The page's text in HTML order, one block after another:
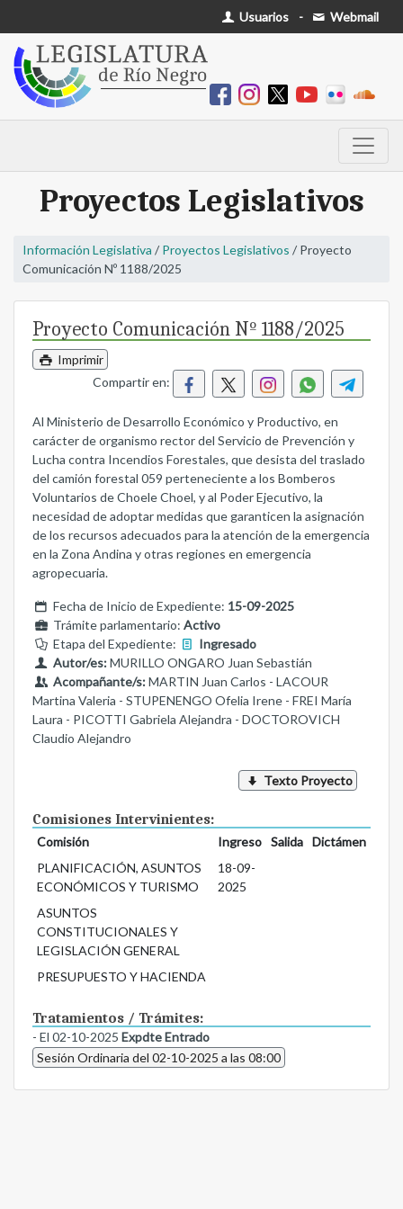
Usuarios - Webmail
Proyectos Legislativos
Información Legislativa / Proyectos Legislativos / Proyecto
Comunicación Nº 1188/2025
Proyecto Comunicación Nº 1188/2025
Imprimir
Compartir en:
Al Ministerio de Desarrollo Económico y Productivo, en
carácter de organismo rector del Servicio de Prevención y
Lucha contra Incendios Forestales, que desista del traslado
del camión forestal 059 perteneciente a los Bomberos
Voluntarios de Choele Choel, y al Poder Ejecutivo, la
necesidad de adoptar medidas que garanticen la asignación
de los recursos adecuados para la atención de la emergencia
en la Zona Andina y otras regiones en emergencia
agropecuaria.
Fecha de Inicio de Expediente: 15-09-2025
Trámite parlamentario: Activo
Etapa del Expediente:
Ingresado
Autor/es:MURILLO ONGARO Juan Sebastián
Acompañante/s:MARTIN Juan Carlos - LACOUR
Martina Valeria - STUPENENGO Ofelia Irene - FREI María
Laura - PICOTTI Gabriela Alejandra - DOCTOROVICH
Claudio Alejandro
Texto Proyecto
Comisiones Intervinientes:
Comisión Ingreso Salida
Dictámen
PLANIFICACIÓN, ASUNTOS
ECONÓMICOS Y TURISMO
18-09-
2025
ASUNTOS
CONSTITUCIONALES Y
LEGISLACIÓN GENERAL
PRESUPUESTO Y HACIENDA
Tratamientos / Trámites:
- El 02-10-2025 Expdte Entrado
Sesión Ordinaria del 02-10-2025 a las 08:00